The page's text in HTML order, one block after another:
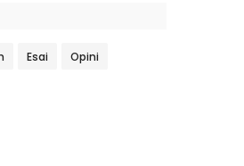
Esai Opini